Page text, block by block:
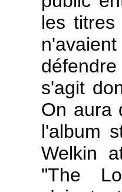
les
s'agit
On aura
l'album
Welkin
"The